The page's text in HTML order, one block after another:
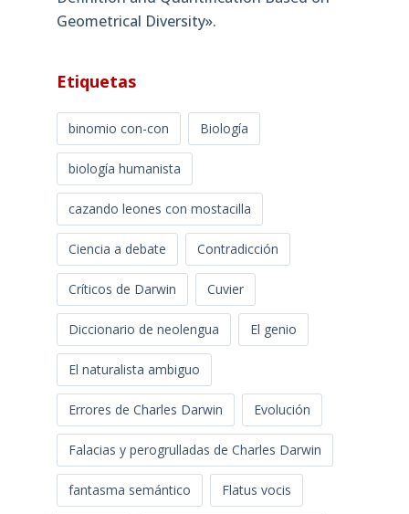
Geometrical Diversity»​.
Etiquetas
binomio con-con Biología
biología humanista
cazando leones con mostacilla
Ciencia a debate Contradicción
Críticos de Darwin Cuvier
Diccionario de neolengua El genio
El naturalista ambiguo
Errores de Charles Darwin Evolución
Falacias y perogrulladas de Charles Darwin
fantasma semántico Flatus vocis